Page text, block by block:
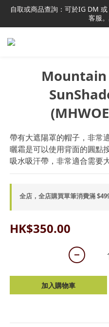
本網站為港澳地區指定總代理
並享售後服務
自取或商品查詢：可於IG DM
客服
本網站為港澳地區指定總代理
並享售後服務
帶有大遮陽罩的帽子，非常
曬霜是可以使用背面的圓點
吸水吸汗帶，非常適合需要
全店，全店購買單筆消費滿
HK$350.00
加入購物車